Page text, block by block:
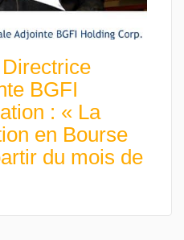
BGFI
: « La
en Bourse
du mois de